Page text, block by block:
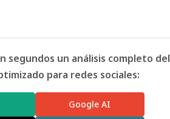
segundos un análisis completo del
para redes sociales:
Google AI